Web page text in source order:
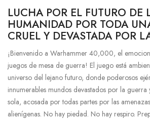
LUCHA POR EL FUTURO DE
HUMANIDAD POR TODA
CRUEL Y DEVASTADA POR
¡Bienvenido a Warhammer 40,000, el
juegos de mesa de guerra! El juego está
universo del lejano futuro, donde poderosos
innumerables mundos devastados por la guerra
sola, acosada por todas partes por las
alienígenas. No hay piedad. No hay respiro.